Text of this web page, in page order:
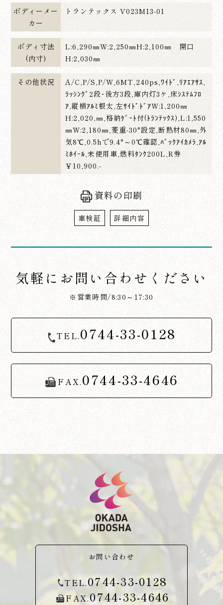
ボディーメー
カー
トランテックス V023M13-01
ボディ寸法
(内寸)
L:6,290㎜W:2,250㎜H:2,100㎜ 開口
H:2,030㎜
その他状況
A/C,P/S,P/W,6MT,240ps,ﾜｲﾄﾞ,ﾘｱｴｱｻｽ,
ﾗｯｼﾝｸﾞ2段･後方3段,庫内灯3ケ,床ｼｽﾃﾑﾌﾛ
ｱ,縦横ｱﾙﾐ根太,左ｻｲﾄﾞﾄﾞｱW:1,200㎜
H:2,020,㎜,格納ｹﾞｰﾄ付(ﾄﾗﾝﾃｯｸｽ),L:1,550
㎜W:2,180㎜,菱重-30°設定,断熱材80㎜,外
気8℃,0.5hで9.4°～0℃確認,ﾊﾞｯｸｱｲｶﾒﾗ,ｱﾙ
ﾐﾎｲｰﾙ,未使用車,燃料ﾀﾝｸ200L,R券
￥10,900.-
資料の印刷
車検証 詳細内容
気軽にお問い合わせください
※営業時間/8:30～17:30
TEL.0744-33-0128
FAX.0744-33-4646
お問い合わせ
TEL.0744-33-0128
FAX.0744-33-4646